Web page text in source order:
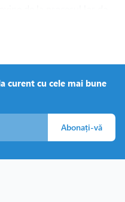
sunt încălzite pentru
contractiei +100 ° C si
de marimea de
curent cu cele mai bune
Abonați-vă